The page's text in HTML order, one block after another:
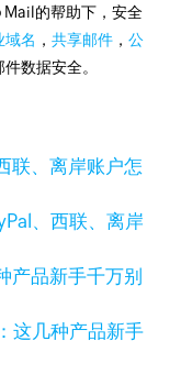
Mail的帮助下，安全
域名 ，共享邮件 ，公
数据安全。
、西联、离岸
这几种产品新手